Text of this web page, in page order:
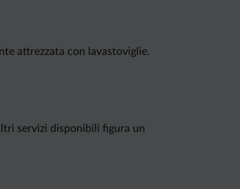
attrezzata con lavastoviglie.
servizi disponibili figura un